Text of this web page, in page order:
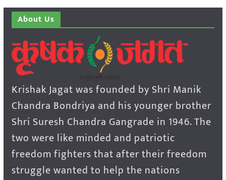
About Us
Krishak Jagat was founded by Shri Manik
Chandra Bondriya and his younger brother
Shri Suresh Chandra Gangrade in 1946. The
two were like minded and patriotic
freedom fighters that after their freedom
struggle wanted to help the nations